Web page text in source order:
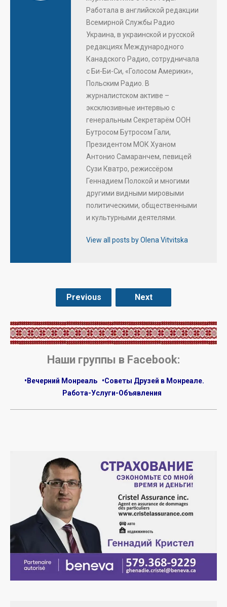
Работала в английской редакции
Всемирной Службы Радио
Украина, в украинской и русской
редакциях Международного
Канадского Радио, сотрудничала
с Би-Би-Си, «Голосом Америки»,
Польским Радио. В
журналистском активе –
эксклюзивные интервью с
генеральным Секретарём ООН
Бутросом Бутросом Гали,
Президентом МОК Хуаном
Антонио Самаранчем, певицей
Сузи Кватро, режиссёром
Геннадием Полокой и многими
другими видными мировыми
политическими, общественными
и культурными деятелями.
View all posts by Olena Vitvitska
Previous Next
.
Наши группы в Facebook:
•Вечерний Монреаль
•Советы Друзей в Монреале.
Работа-Услуги-Объявления